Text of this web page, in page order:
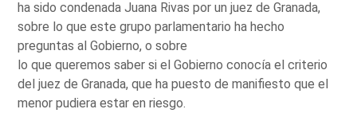
ha sido condenada Juana Rivas por un juez de Granada,
sobre lo que este grupo parlamentario ha hecho
preguntas al Gobierno, o sobre
lo que queremos saber si el Gobierno conocía el criterio
del juez de Granada, que ha puesto de manifiesto que el
menor pudiera estar en riesgo.